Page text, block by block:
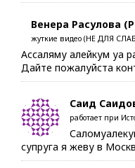
Венера Расулова
жуткие видео (НЕ ДЛЯ
Ассаляму алейкум уа
Дайте пожалуйста
Саид
работает при
супруга я жеву в